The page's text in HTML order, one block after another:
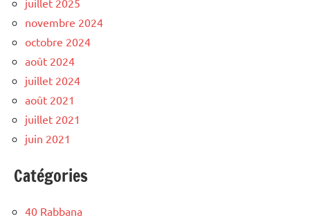
novembre 2024
octobre 2024
août 2024
juillet 2024
août 2021
juillet 2021
juin 2021
Catégories
40 Rabbana